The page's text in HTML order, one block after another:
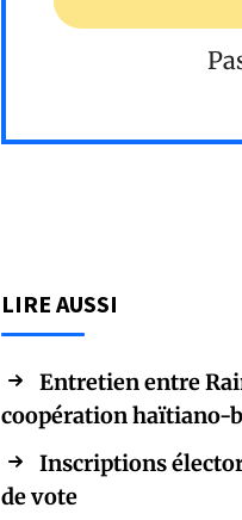
LIRE AUSSI
Entretien entre
coopération haïtiano-
Inscriptions
de vote